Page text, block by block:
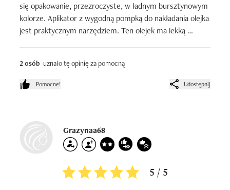
się opakowanie, przezroczyste, w ładnym bursztynowym
kolorze. Aplikator z wygodną pompką do nakładania olejka
jest praktycznym narzędziem. Ten olejek ma lekką
końcówek i naprawdę jestem z niego zadowolona.
Polecam!
Jest wydajny, starcza mi na dłużej
2 osób uznało tę opinię za pomocną
Pomocne! Udostępnij
Grazynaa68
5 / 5